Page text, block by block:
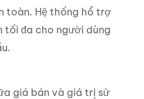
toàn. Hệ thống hỗ trợ
tối đa cho người dùng
giá bán và giá trị sử